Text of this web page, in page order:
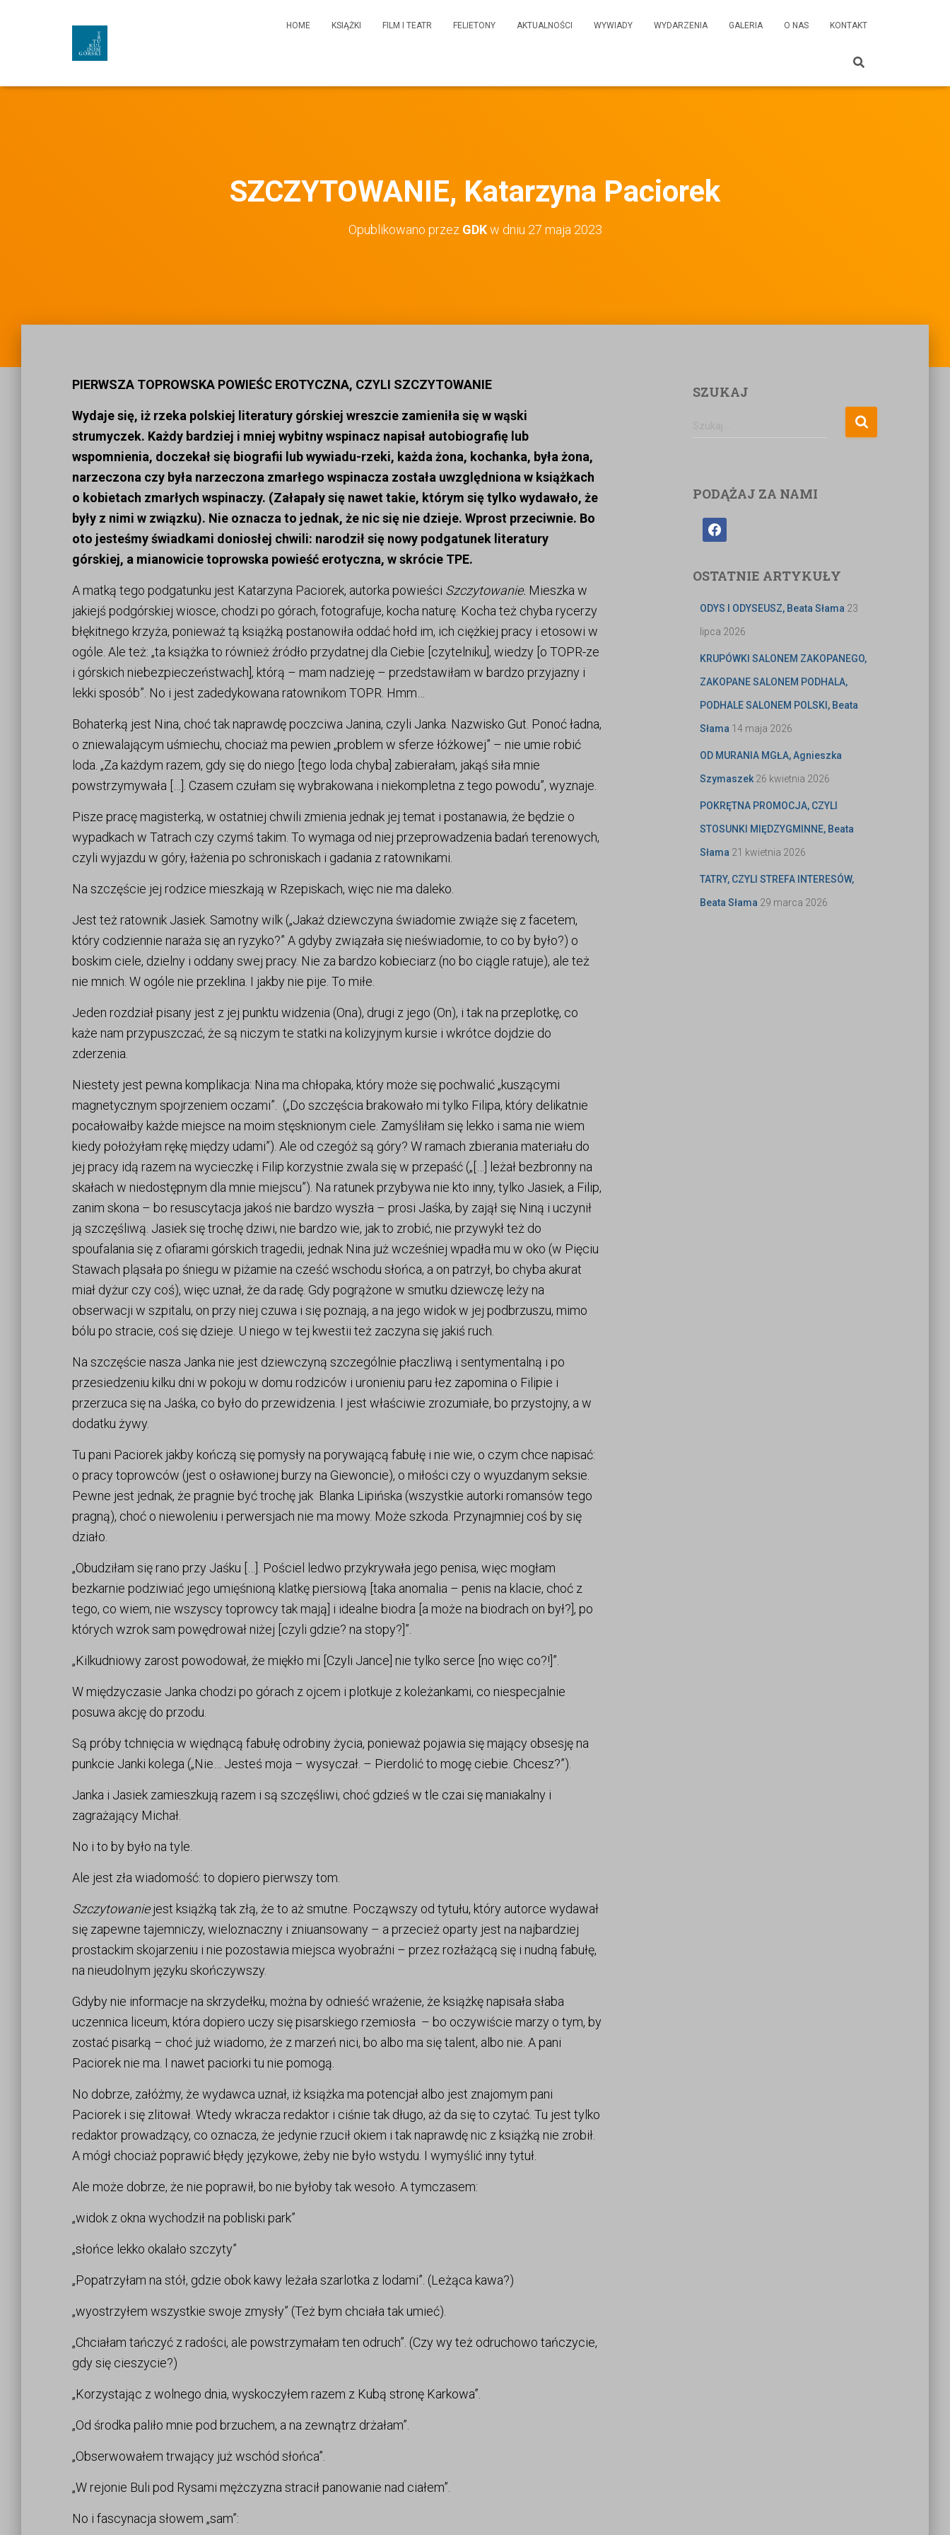
HOME KSIĄŻKI FILM I TEATR FELIETONY AKTUALNOŚCI WYWIADY WYDARZENIA GALERIA O NAS KONTAKT
SZCZYTOWANIE, Katarzyna Paciorek
Opublikowano przez GDKw dniu 27 maja 2023
PIERWSZA TOPROWSKA POWIEŚC EROTYCZNA, CZYLI SZCZYTOWANIE
Wydaje się, iż rzeka polskiej literatury górskiej wreszcie zamieniła się w wąski
strumyczek. Każdy bardziej i mniej wybitny wspinacz napisał autobiografię lub
wspomnienia, doczekał się biografii lub wywiadu-rzeki, każda żona, kochanka, była żona,
narzeczona czy była narzeczona zmarłego wspinacza została uwzględniona w książkach
o kobietach zmarłych wspinaczy. (Załapały się nawet takie, którym się tylko wydawało, że
były z nimi w związku). Nie oznacza to jednak, że nic się nie dzieje. Wprost przeciwnie. Bo
oto jesteśmy świadkami doniosłej chwili: narodził się nowy podgatunek literatury
górskiej, a mianowicie toprowska powieść erotyczna, w skrócie TPE.
A matką tego podgatunku jest Katarzyna Paciorek, autorka powieści Szczytowanie. Mieszka w
jakiejś podgórskiej wiosce, chodzi po górach, fotografuje, kocha naturę. Kocha też chyba rycerzy
błękitnego krzyża, ponieważ tą książką postanowiła oddać hołd im, ich ciężkiej pracy i etosowi w
ogóle. Ale też: „ta książka to również źródło przydatnej dla Ciebie [czytelniku], wiedzy [o TOPR-ze
i górskich niebezpieczeństwach], którą – mam nadzieję – przedstawiłam w bardzo przyjazny i
lekki sposób”. No i jest zadedykowana ratownikom TOPR. Hmm…
Bohaterką jest Nina, choć tak naprawdę poczciwa Janina, czyli Janka. Nazwisko Gut. Ponoć ładna,
o zniewalającym uśmiechu, chociaż ma pewien „problem w sferze łóżkowej” – nie umie robić
loda. „Za każdym razem, gdy się do niego [tego loda chyba] zabierałam, jakąś siła mnie
powstrzymywała […]. Czasem czułam się wybrakowana i niekompletna z tego powodu”, wyznaje.
Pisze pracę magisterką, w ostatniej chwili zmienia jednak jej temat i postanawia, że będzie o
wypadkach w Tatrach czy czymś takim. To wymaga od niej przeprowadzenia badań terenowych,
czyli wyjazdu w góry, łażenia po schroniskach i gadania z ratownikami.
Na szczęście jej rodzice mieszkają w Rzepiskach, więc nie ma daleko.
Jest też ratownik Jasiek. Samotny wilk („Jakaż dziewczyna świadomie zwiąże się z facetem,
który codziennie naraża się an ryzyko?” A gdyby związała się nieświadomie, to co by było?) o
boskim ciele, dzielny i oddany swej pracy. Nie za bardzo kobieciarz (no bo ciągle ratuje), ale też
nie mnich. W ogóle nie przeklina. I jakby nie pije. To miłe.
Jeden rozdział pisany jest z jej punktu widzenia (Ona), drugi z jego (On), i tak na przeplotkę, co
każe nam przypuszczać, że są niczym te statki na kolizyjnym kursie i wkrótce dojdzie do
zderzenia.
Niestety jest pewna komplikacja: Nina ma chłopaka, który może się pochwalić „kuszącymi
magnetycznym spojrzeniem oczami”. („Do szczęścia brakowało mi tylko Filipa, który delikatnie
pocałowałby każde miejsce na moim stęsknionym ciele. Zamyśliłam się lekko i sama nie wiem
kiedy położyłam rękę między udami”). Ale od czegóż są góry? W ramach zbierania materiału do
jej pracy idą razem na wycieczkę i Filip korzystnie zwala się w przepaść („[…] leżał bezbronny na
skałach w niedostępnym dla mnie miejscu”). Na ratunek przybywa nie kto inny, tylko Jasiek, a Filip,
zanim skona – bo resuscytacja jakoś nie bardzo wyszła – prosi Jaśka, by zajął się Niną i uczynił
ją szczęśliwą. Jasiek się trochę dziwi, nie bardzo wie, jak to zrobić, nie przywykł też do
spoufalania się z ofiarami górskich tragedii, jednak Nina już wcześniej wpadła mu w oko (w Pięciu
Stawach pląsała po śniegu w piżamie na cześć wschodu słońca, a on patrzył, bo chyba akurat
miał dyżur czy coś), więc uznał, że da radę. Gdy pogrążone w smutku dziewczę leży na
obserwacji w szpitalu, on przy niej czuwa i się poznają, a na jego widok w jej podbrzuszu, mimo
bólu po stracie, coś się dzieje. U niego w tej kwestii też zaczyna się jakiś ruch.
Na szczęście nasza Janka nie jest dziewczyną szczególnie płaczliwą i sentymentalną i po
przesiedzeniu kilku dni w pokoju w domu rodziców i uronieniu paru łez zapomina o Filipie i
przerzuca się na Jaśka, co było do przewidzenia. I jest właściwie zrozumiałe, bo przystojny, a w
dodatku żywy.
Tu pani Paciorek jakby kończą się pomysły na porywającą fabułę i nie wie, o czym chce napisać:
o pracy toprowców (jest o osławionej burzy na Giewoncie), o miłości czy o wyuzdanym seksie.
Pewne jest jednak, że pragnie być trochę jak Blanka Lipińska (wszystkie autorki romansów tego
pragną), choć o niewoleniu i perwersjach nie ma mowy. Może szkoda. Przynajmniej coś by się
działo.
„Obudziłam się rano przy Jaśku […]. Pościel ledwo przykrywała jego penisa, więc mogłam
bezkarnie podziwiać jego umięśnioną klatkę piersiową [taka anomalia – penis na klacie, choć z
tego, co wiem, nie wszyscy toprowcy tak mają] i idealne biodra [a może na biodrach on był?], po
których wzrok sam powędrował niżej [czyli gdzie? na stopy?]”.
„Kilkudniowy zarost powodował, że miękło mi [Czyli Jance] nie tylko serce [no więc co?!]”.
W międzyczasie Janka chodzi po górach z ojcem i plotkuje z koleżankami, co niespecjalnie
posuwa akcję do przodu.
Są próby tchnięcia w więdnącą fabułę odrobiny życia, ponieważ pojawia się mający obsesję na
punkcie Janki kolega („Nie… Jesteś moja – wysyczał. – Pierdolić to mogę ciebie. Chcesz?”).
Janka i Jasiek zamieszkują razem i są szczęśliwi, choć gdzieś w tle czai się maniakalny i
zagrażający Michał.
No i to by było na tyle.
Ale jest zła wiadomość: to dopiero pierwszy tom.
Szczytowaniejest książką tak złą, że to aż smutne. Począwszy od tytułu, który autorce wydawał
się zapewne tajemniczy, wieloznaczny i zniuansowany – a przecież oparty jest na najbardziej
prostackim skojarzeniu i nie pozostawia miejsca wyobraźni – przez rozłażącą się i nudną fabułę,
na nieudolnym języku skończywszy.
Gdyby nie informacje na skrzydełku, można by odnieść wrażenie, że książkę napisała słaba
uczennica liceum, która dopiero uczy się pisarskiego rzemiosła – bo oczywiście marzy o tym, by
zostać pisarką – choć już wiadomo, że z marzeń nici, bo albo ma się talent, albo nie. A pani
Paciorek nie ma. I nawet paciorki tu nie pomogą.
No dobrze, załóżmy, że wydawca uznał, iż książka ma potencjał albo jest znajomym pani
Paciorek i się zlitował. Wtedy wkracza redaktor i ciśnie tak długo, aż da się to czytać. Tu jest tylko
redaktor prowadzący, co oznacza, że jedynie rzucił okiem i tak naprawdę nic z książką nie zrobił.
A mógł chociaż poprawić błędy językowe, żeby nie było wstydu. I wymyślić inny tytuł.
Ale może dobrze, że nie poprawił, bo nie byłoby tak wesoło. A tymczasem:
„widok z okna wychodził na pobliski park”
„słońce lekko okalało szczyty”
„Popatrzyłam na stół, gdzie obok kawy leżała szarlotka z lodami”. (Leżąca kawa?)
„wyostrzyłem wszystkie swoje zmysły” (Też bym chciała tak umieć).
„Chciałam tańczyć z radości, ale powstrzymałam ten odruch”. (Czy wy też odruchowo tańczycie,
gdy się cieszycie?)
„Korzystając z wolnego dnia, wyskoczyłem razem z Kubą stronę Karkowa”.
„Od środka paliło mnie pod brzuchem, a na zewnątrz drżałam”.
„Obserwowałem trwający już wschód słońca”.
„W rejonie Buli pod Rysami mężczyzna stracił panowanie nad ciałem”.
No i fascynacja słowem „sam”:
SZUKAJ
PODĄŻAJ ZA NAMI
OSTATNIE ARTYKUŁY
ODYS I ODYSEUSZ, Beata Słama 23
lipca 2026
KRUPÓWKI SALONEM ZAKOPANEGO,
ZAKOPANE SALONEM PODHALA,
PODHALE SALONEM POLSKI, Beata
Słama 14 maja 2026
OD MURANIA MGŁA, Agnieszka
Szymaszek 26 kwietnia 2026
POKRĘTNA PROMOCJA, CZYLI
STOSUNKI MIĘDZYGMINNE, Beata
Słama 21 kwietnia 2026
TATRY, CZYLI STREFA INTERESÓW,
Beata Słama 29 marca 2026